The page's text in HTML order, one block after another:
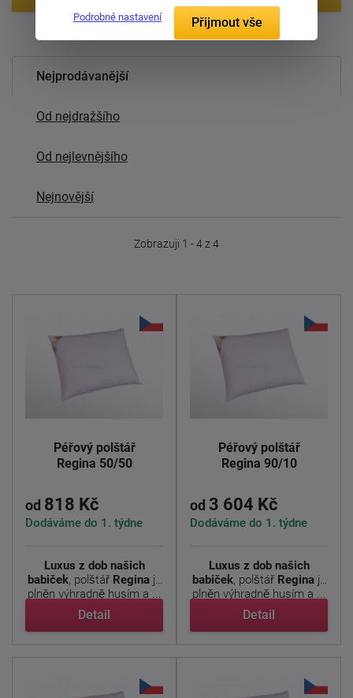
Položek na zobrazení:
Nejprodávanější
Od nejdražšího
Od nejlevnějšího
Nejnovější
Zobrazuji 1 - 4 z 4
Péřový polštář
Regina 50/50
od 818 Kč
Dodáváme do 1. týdne
Luxus z dob našich
babiček, polštář Reginaje
plněn výhradně husím a ...
Detail
Péřový polštář
Regina 90/10
od 3 604 Kč
Dodáváme do 1. týdne
Luxus z dob našich
babiček, polštář Reginaje
plněn výhradně husím a ...
Detail
Podrobné nastavení Přijmout vše